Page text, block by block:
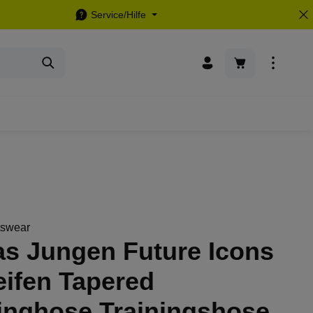
Service/Hilfe
Warenkorb
Jungen Future Icons
Tapered